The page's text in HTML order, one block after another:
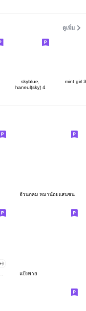
ดูเพิ่ม
skyblue,
haneul(sky) 4
mint girl 3
อ้วนกลม หมาน้อยแสนซน
แป้งพาย